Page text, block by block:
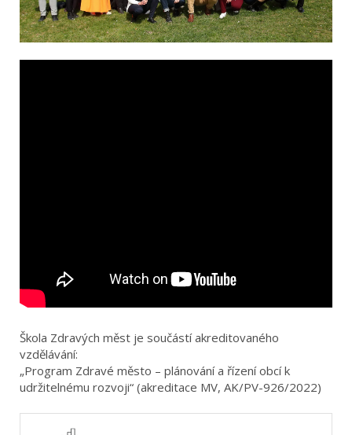
Škola Zdravých měst je součástí akreditovaného
vzdělávání:
„Program Zdravé město – plánování a řízení obcí k
udržitelnému rozvoji“ (akreditace MV, AK/PV-926/2022)